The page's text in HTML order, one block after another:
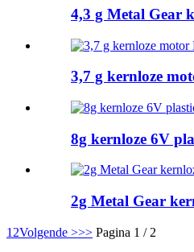
4,3 g Metal Gear
3,7 g kernloze
8g kernloze 6V
2g Metal Gear
1 2Volgende >>> Pagina 1 / 2